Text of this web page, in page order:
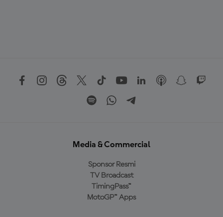
Media & Commercial
Sponsor Resmi
TV Broadcast
TimingPass™
MotoGP™ Apps